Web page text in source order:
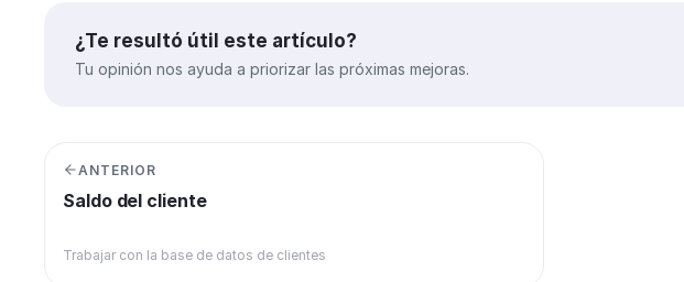
¿Te resultó útil este artículo?
Tu opinión nos ayuda a priorizar las próximas mejoras.
ANTERIOR
Saldo del cliente
Trabajar con la base de datos de clientes